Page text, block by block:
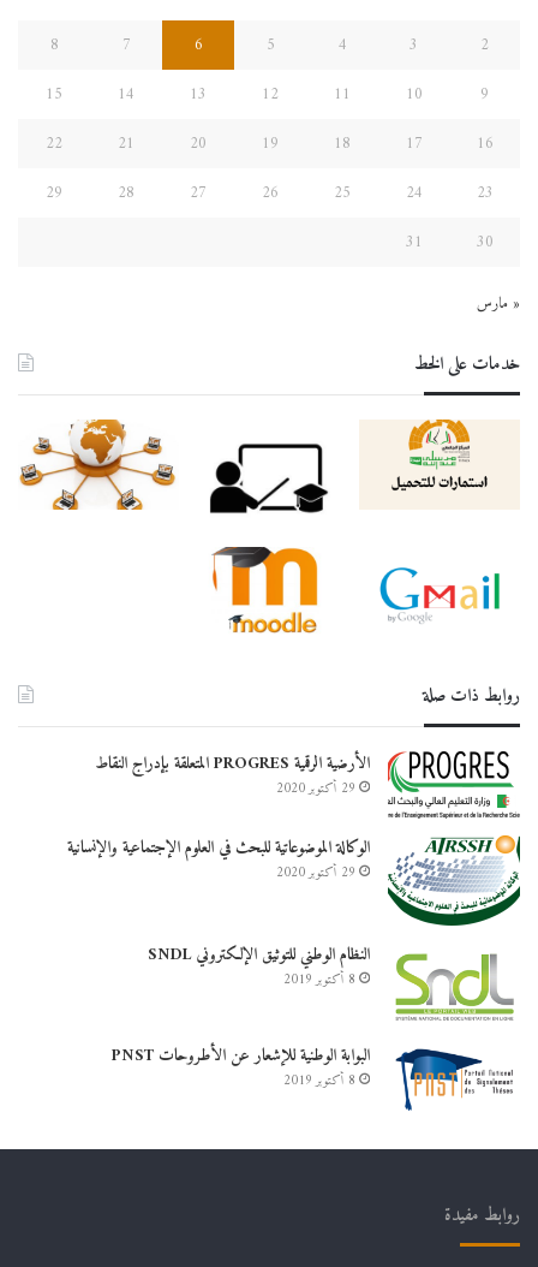
2
3
4
5
6
7
8
9
10
11
12
13
14
15
16
17
18
19
20
21
22
23
24
25
26
27
28
29
30
31
« مارس
خدمات على الخط
روابط ذات صلة
الأرضية الرقمية PROGRES المتعلقة بإدراج النقاط
29 أكتوبر 2020
الوكالة الموضوعاتية للبحث في العلوم الإجتماعية والإنسانية
29 أكتوبر 2020
النظام الوطني للتوثيق الإلكتروني SNDL
8 أكتوبر 2019
البوابة الوطنية للإشعار عن الأطروحات PNST
8 أكتوبر 2019
روابط مفيدة